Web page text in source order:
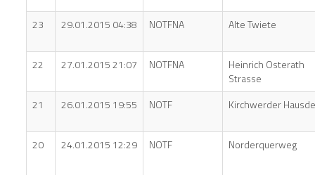
23 29.01.2015 04:38 NOTFNA Alte Twiete
22 27.01.2015 21:07 NOTFNA
Heinrich Osterath
Strasse
21
26.01.2015 19:55 NOTF Kirchwerder
20 24.01.2015 12:29 NOTF Norderquerweg